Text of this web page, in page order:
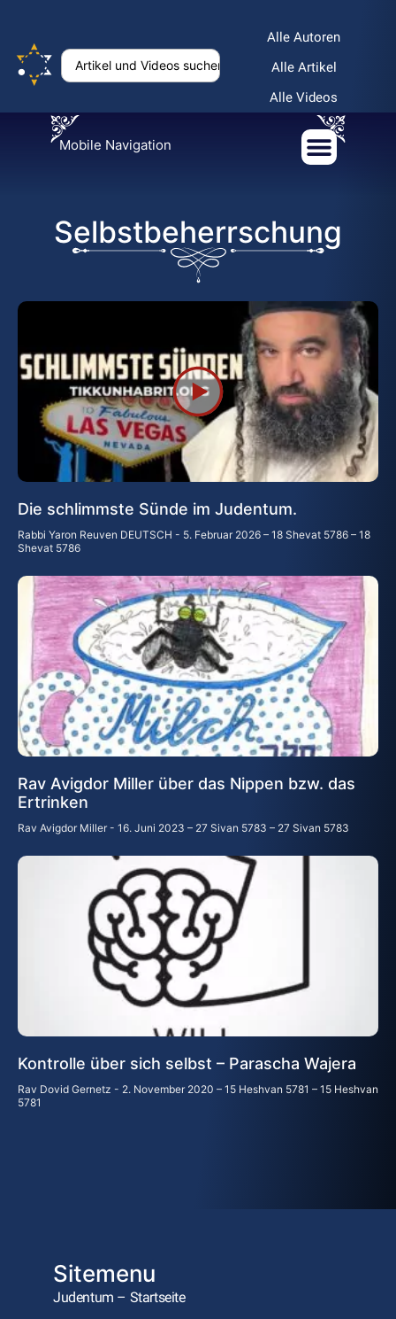
Alle Autoren
Alle Artikel
Alle Videos
Mobile Navigation
Selbstbeherrschung
Die schlimmste Sünde im Judentum.
Rabbi Yaron Reuven DEUTSCH
5. Februar 2026 – 18 Shevat 5786 – 18
Shevat 5786
Rav Avigdor Miller über das Nippen bzw. das
Ertrinken
Rav Avigdor Miller 16. Juni 2023 – 27 Sivan 5783 – 27 Sivan 5783
Kontrolle über sich selbst – Parascha Wajera
Rav Dovid Gernetz
2. November 2020 – 15 Heshvan 5781 – 15 Heshvan
5781
Sitemenu
Judentum – Startseite